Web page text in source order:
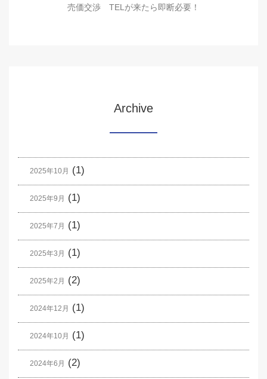
売価交渉 TELが来たら即断必要！
Archive
2025年10月 (1)
2025年9月 (1)
2025年7月 (1)
2025年3月 (1)
2025年2月 (2)
2024年12月 (1)
2024年10月 (1)
2024年6月 (2)